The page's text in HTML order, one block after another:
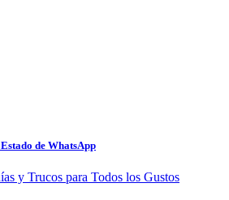
de WhatsApp
y Trucos para Todos los Gustos